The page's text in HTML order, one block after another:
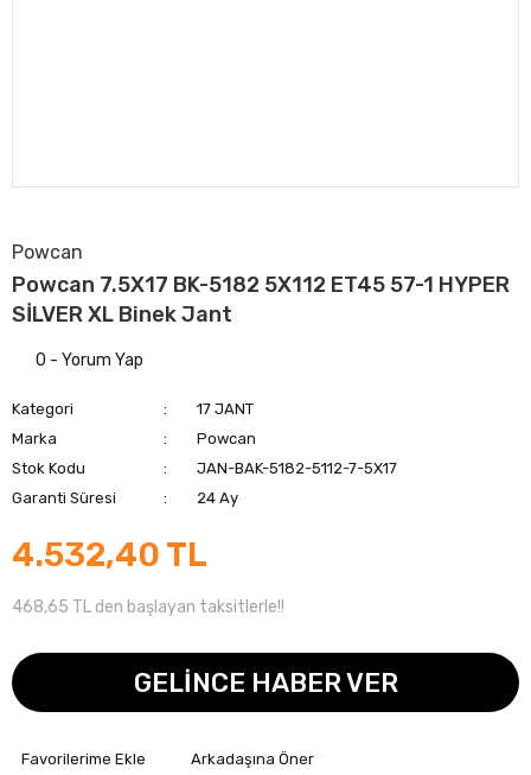
Powcan
Powcan 7.5X17 BK-5182 5X112 ET45 57-1 HYPER
SİLVER XL Binek Jant
0 - Yorum Yap
Kategori
17 JANT
Marka
Powcan
Stok Kodu
JAN-BAK-5182-5112-7-5X17
Garanti Süresi
24 Ay
4.532,40 TL
468,65 TL den başlayan taksitlerle!!
GELİNCE HABER VER
Arkadaşına Öner